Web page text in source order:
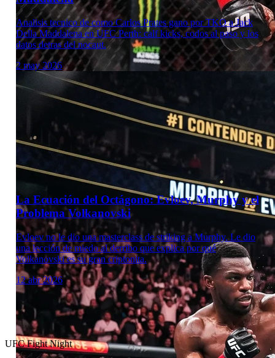
Laboratorio Técnico
Analisis tecnico de como Carlos Prates gano por TKO a Jack
Della Maddalena en UFC Perth: calf kicks, codos al paso y los
datos detras del nocaut.
2 may 2026
La Ecuación del Octágono: Evloev, Murphy y el
Problema Volkanovski
Evloev no le dio una masterclass de striking a Murphy. Le dio
una lección de miedo al derribo que explica por qué
Volkanovski es su gran criptonita.
12 abr 2026
UFC Fight Night